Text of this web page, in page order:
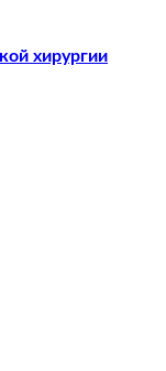
хирургии